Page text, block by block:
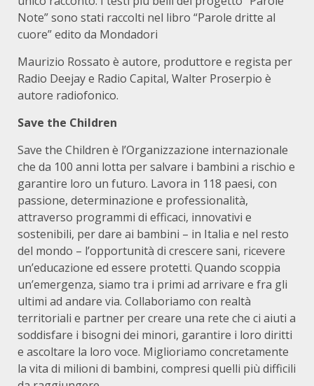
Note” sono stati raccolti nel libro “Parole dritte al
cuore” edito da Mondadori
Maurizio Rossato è autore, produttore e regista per
Radio Deejay e Radio Capital, Walter Proserpio è
autore radiofonico.
Save the Children
Save the Children è l’Organizzazione internazionale
che da 100 anni lotta per salvare i bambini a rischio e
garantire loro un futuro. Lavora in 118 paesi, con
passione, determinazione e professionalità,
attraverso programmi di efficaci, innovativi e
sostenibili, per dare ai bambini – in Italia e nel resto
del mondo – l’opportunità di crescere sani, ricevere
un’educazione ed essere protetti. Quando scoppia
un’emergenza, siamo tra i primi ad arrivare e fra gli
ultimi ad andare via. Collaboriamo con realtà
territoriali e partner per creare una rete che ci aiuti a
soddisfare i bisogni dei minori, garantire i loro diritti
e ascoltare la loro voce. Miglioriamo concretamente
la vita di milioni di bambini, compresi quelli più difficili